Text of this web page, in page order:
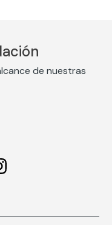
de nuestras